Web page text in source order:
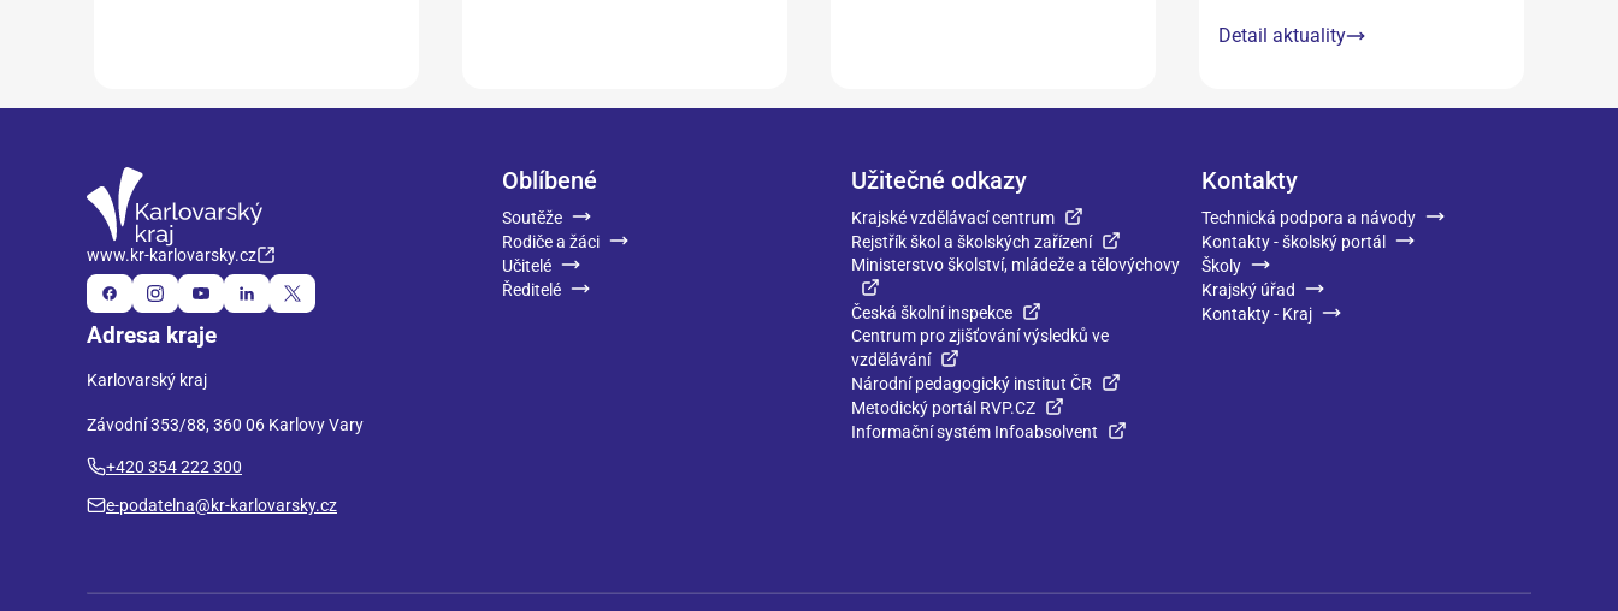
Detail aktuality
www.kr-karlovarsky.cz
Adresa kraje
Karlovarský kraj
Závodní 353/88, 360 06 Karlovy Vary
+420 354 222 300
e-podatelna@kr-karlovarsky.cz
Oblíbené
Soutěže
Rodiče a žáci
Učitelé
Ředitelé
Užitečné odkazy
Krajské vzdělávací centrum
Rejstřík škol a školských zařízení
Ministerstvo školství, mládeže a tělovýchovy
Česká školní inspekce
Centrum pro zjišťování výsledků ve
vzdělávání
Národní pedagogický institut ČR
Metodický portál RVP.CZ
Informační systém Infoabsolvent
Kontakty
Technická podpora a návody
Kontakty - školský portál
Školy
Krajský úřad
Kontakty - Kraj